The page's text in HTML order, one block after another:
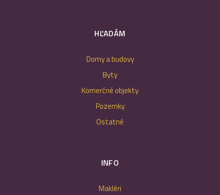
HĽADÁM
Domy a budovy
Byty
Komerčné objekty
Pozemky
Ostatné
INFO
Makléri